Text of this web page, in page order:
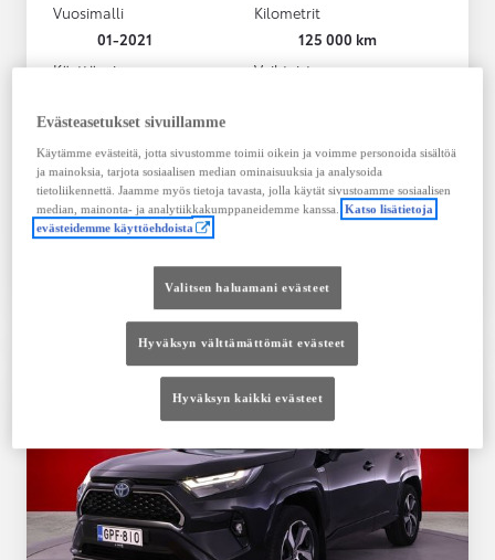
Vuosimalli
01-2021
Kilometrit
125 000 km
Käyttövoima
Vaihteisto
Näytä lisää
20 980,00 €
283,33 € / kk
Tutustu autoon
Vertaile
Evästeasetukset sivuillamme
Käytämme evästeitä, jotta sivustomme toimii oikein ja voimme personoida sisältöä
ja mainoksia, tarjota sosiaalisen median ominaisuuksia ja analysoida
tietoliikennettä. Jaamme myös tietoja tavasta, jolla käytät sivustoamme sosiaalisen
median, mainonta- ja analytiikkakumppaneidemme kanssa. Katso lisätietoja
evästeidemme käyttöehdoista
Valitsen haluamani evästeet
Hyväksyn välttämättömät evästeet
Hyväksyn kaikki evästeet